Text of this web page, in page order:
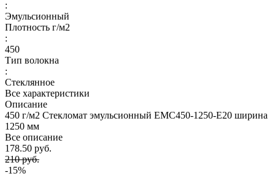
:
Эмульсионный
Плотность г/м2
:
450
Тип волокна
:
Стеклянное
Все характеристики
Описание
450 г/м2 Стекломат эмульсионный ЕМС450-1250-E20 ширина
1250 мм
Все описание
178.50 руб.
210 руб.
-15%